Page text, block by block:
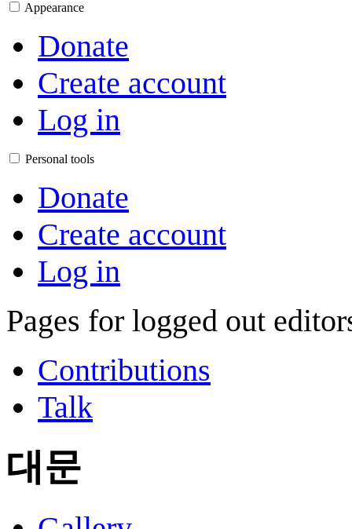
Appearance
Donate
Create account
Log in
Personal tools
Donate
Create account
Log in
Pages for logged out
Contributions
Talk
대문